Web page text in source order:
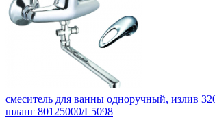
смеситель для ванны одноручный, излив
шланг 80125000/L5098